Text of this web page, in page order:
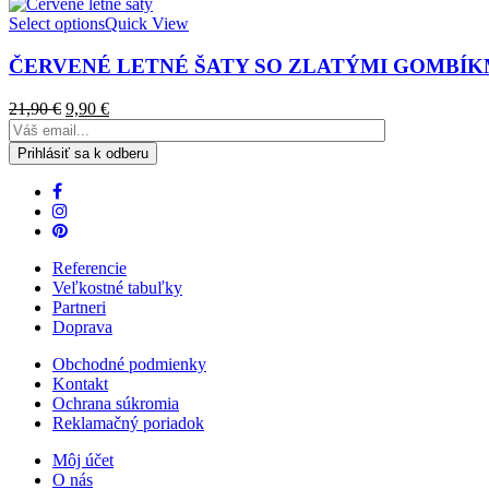
Select optionsQuick View
ČERVENÉ LETNÉ ŠATY SO ZLATÝMI
21,90€ 9,90 €
Referencie
Veľkostné tabuľky
Partneri
Doprava
Obchodné podmienky
Kontakt
Ochrana súkromia
Reklamačný poriadok
Môj účet
O nás